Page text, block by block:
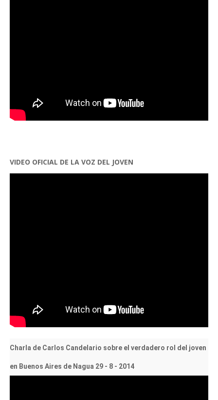
VIDEO OFICIAL DE LA VOZ DEL JOVEN
Charla de Carlos Candelario sobre el verdadero rol del joven
en Buenos Aires de Nagua 29 - 8 - 2014